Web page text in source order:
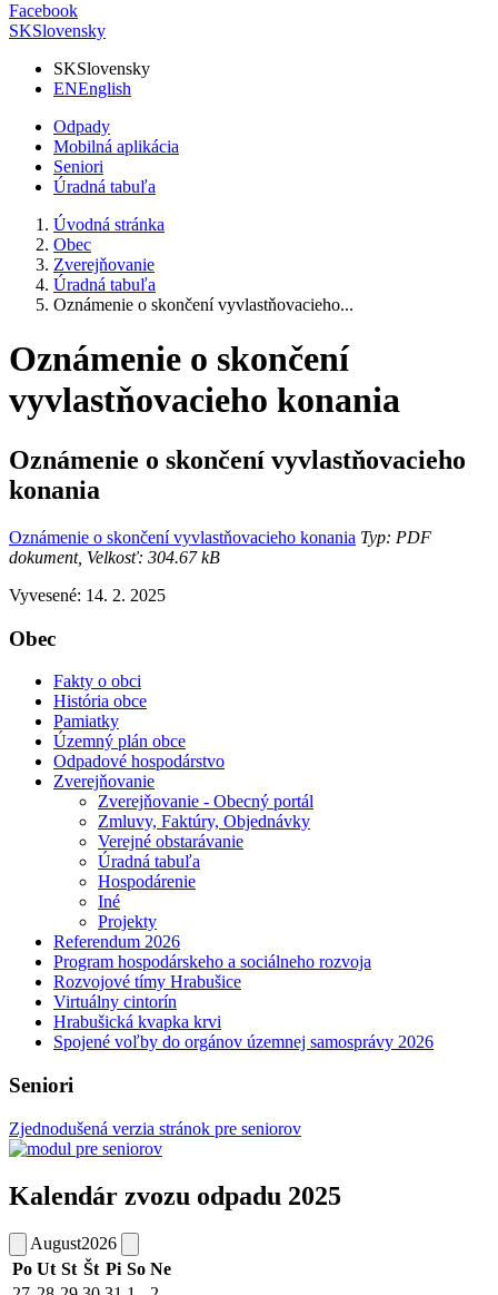
Facebook
SKSlovensky
SKSlovensky
ENEnglish
Odpady
Mobilná aplikácia
Seniori
Úradná tabuľa
Úvodná stránka
Obec
Zverejňovanie
Úradná tabuľa
Oznámenie o skončení vyvlastňovacieho...
Oznámenie o skončení
vyvlastňovacieho konania
Oznámenie o skončení vyvlastňovacieho
konania
Oznámenie o skončení vyvlastňovacieho konania Typ: PDF
dokument, Velkosť: 304.67 kB
Vyvesené: 14. 2. 2025
Obec
Fakty o obci
História obce
Pamiatky
Územný plán obce
Odpadové hospodárstvo
Zverejňovanie
Zverejňovanie - Obecný portál
Zmluvy, Faktúry, Objednávky
Verejné obstarávanie
Úradná tabuľa
Hospodárenie
Iné
Projekty
Referendum 2026
Program hospodárskeho a sociálneho rozvoja
Rozvojové tímy Hrabušice
Virtuálny cintorín
Hrabušická kvapka krvi
Spojené voľby do orgánov územnej samosprávy 2026
Seniori
Zjednodušená verzia stránok pre seniorov
Kalendár zvozu odpadu 2025
August2026
Po Ut St Št Pi So Ne